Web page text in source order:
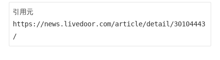
引用元
https://news.livedoor.com/article/detail/30104443
/